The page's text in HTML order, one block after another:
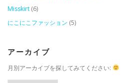
Misskirt (6)
にこにこファッション (5)
アーカイブ
月別アーカイブを探してみてください: